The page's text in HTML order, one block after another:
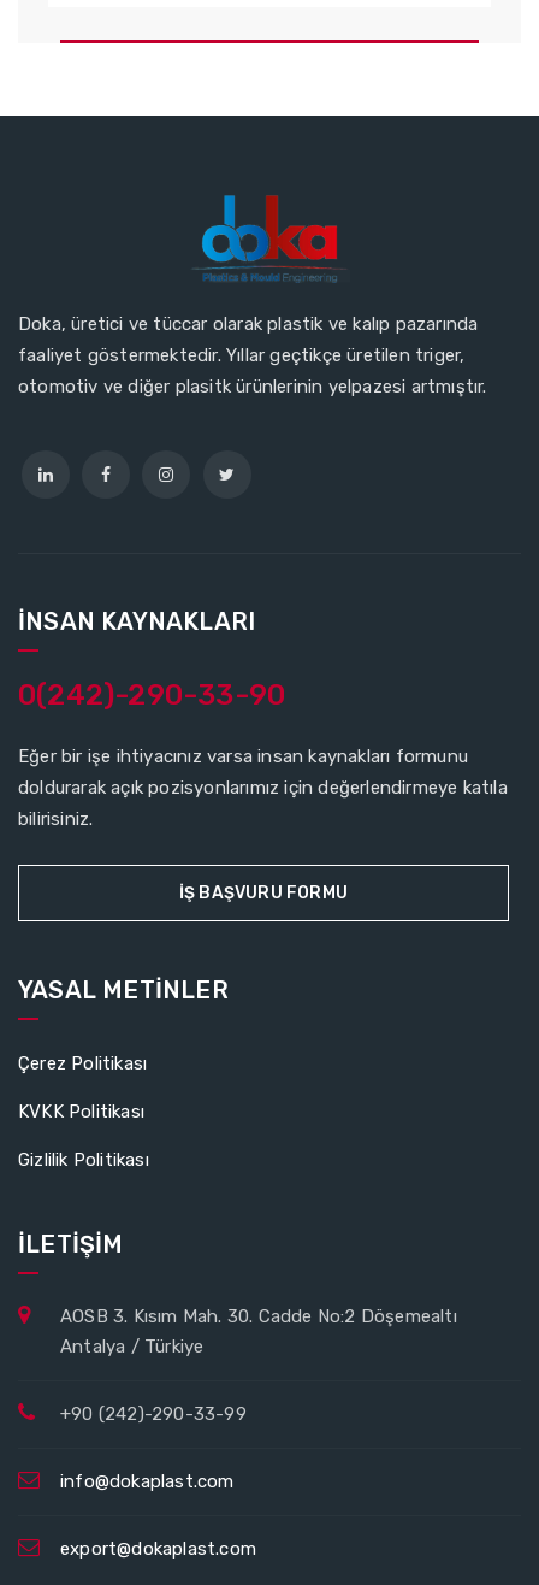
Doka, üretici ve tüccar olarak plastik ve kalıp pazarında
faaliyet göstermektedir. Yıllar geçtikçe üretilen triger,
otomotiv ve diğer plasitk ürünlerinin yelpazesi artmıştır.
İNSAN KAYNAKLARI
0(242)-290-33-90
Eğer bir işe ihtiyacınız varsa insan kaynakları formunu
doldurarak açık pozisyonlarımız için değerlendirmeye katıla
bilirisiniz.
İŞ BAŞVURU FORMU
YASAL METİNLER
Çerez Politikası
KVKK Politikası
Gizlilik Politikası
İLETİŞİM
AOSB 3. Kısım Mah. 30. Cadde No:2 Döşemealtı
Antalya / Türkiye
+90 (242)-290-33-99
info@dokaplast.com
export@dokaplast.com